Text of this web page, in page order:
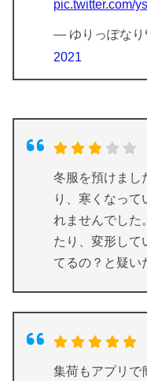
pic.twitter.com/
— ゆりっぽな
2021
冬服を預けまし
り、寒くなっ
れませんでした
たり、変形して
てるの？と疑い
集荷もアプリで